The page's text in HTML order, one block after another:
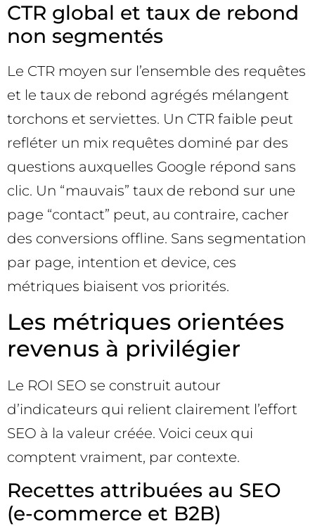
CTR global et taux de rebond
non segmentés
Le CTR moyen sur l’ensemble des requêtes
et le taux de rebond agrégés mélangent
torchons et serviettes. Un CTR faible peut
refléter un mix requêtes dominé par des
questions auxquelles Google répond sans
clic. Un “mauvais” taux de rebond sur une
page “contact” peut, au contraire, cacher
des conversions offline. Sans segmentation
par page, intention et device, ces
métriques biaisent vos priorités.
Les métriques orientées
revenus à privilégier
Le ROI SEO se construit autour
d’indicateurs qui relient clairement l’effort
SEO à la valeur créée. Voici ceux qui
comptent vraiment, par contexte.
Recettes attribuées au SEO
(e-commerce et B2B)